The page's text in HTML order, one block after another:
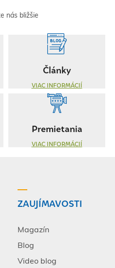
nás bližšie
Články
VIAC INFORMÁCIÍ
Premietania
VIAC INFORMÁCIÍ
ZAUJÍMAVOSTI
Magazín
Blog
Video blog